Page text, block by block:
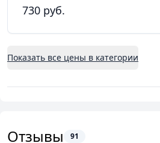
730 руб.
Показать все цены в категории
Отзывы 91